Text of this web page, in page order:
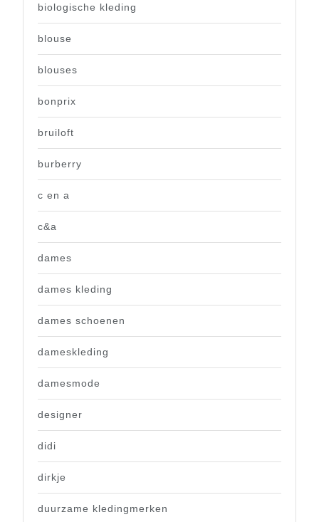
biologische kleding
blouse
blouses
bonprix
bruiloft
burberry
c en a
c&a
dames
dames kleding
dames schoenen
dameskleding
damesmode
designer
didi
dirkje
duurzame kledingmerken